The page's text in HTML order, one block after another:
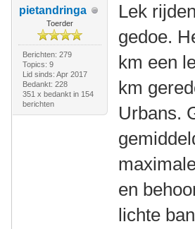
pietandringa
Toerder
Berichten: 279
Topics: 9
Lid sinds: Apr 2017
Bedankt: 228
351 x bedankt in 154
berichten
Lek
gedoe.
km een
km
Urbans.
en
lichte